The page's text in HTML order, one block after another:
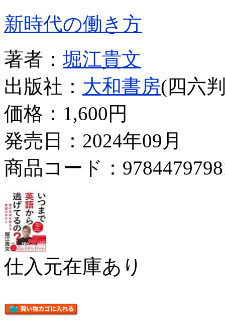
新時代の働き方
著者： 堀江貴文
出版社： 大和書房(四六
価格： 1,600円
発売日：2024年09月
商品コード：
仕入元在庫あり